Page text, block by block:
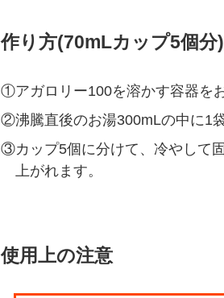
作り方(70mLカップ5個分)
アガロリー100を溶かす容器を
沸騰直後のお湯300mLの中に1
カップ5個に分けて、冷やして
上がれます。
使用上の注意